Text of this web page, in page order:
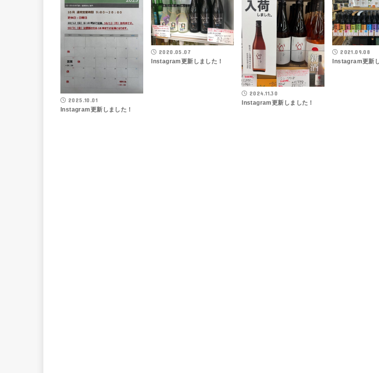
2025.10.01
Instagram更新しました！
2020.05.07
Instagram更新しました！
2024.11.30
Instagram更新しました！
2021.09.08
Instagram更新